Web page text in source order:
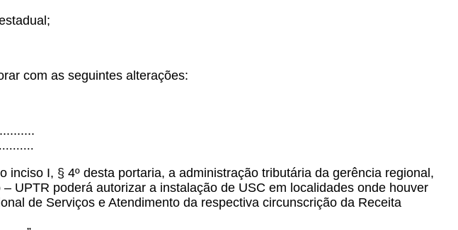
com as seguintes alterações:
I, § 4º desta portaria, a administração tributária da gerência regional,
UPTR poderá autorizar a instalação de USC em localidades onde houver
de Serviços e Atendimento da respectiva circunscrição da Receita